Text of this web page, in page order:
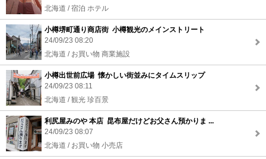
北海道 / 宿泊 ホテル
小樽堺町通り商店街 小樽観光のメインストリート
24/09/23 08:20
北海道 / お買い物 商業施設
小樽出世前広場 懐かしい街並みにタイムスリップ
24/09/23 08:11
北海道 / 観光 珍百景
利尻屋みのや 本店 昆布屋だけどお父さん預かりま ...
24/09/23 08:07
北海道 / お買い物 小売店